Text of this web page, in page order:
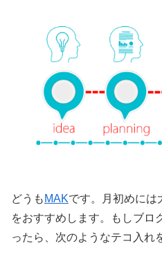
どうも MAKです。月初めには
をおすすめします。もしブロ
ったら、次のようなテコ入れ